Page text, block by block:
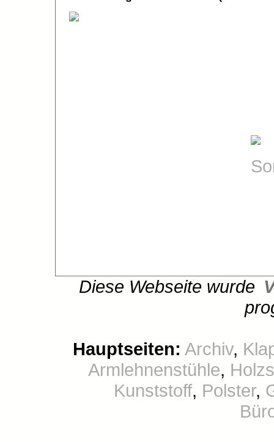
Diese Webseite wurde
Hauptseiten: Archiv,
Armlehnenstühle,
Kunststoff, Polster,